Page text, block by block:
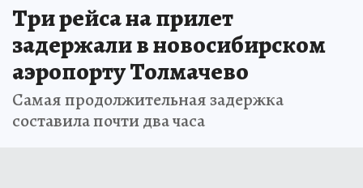
Три рейса на прилет
задержали в новосибирском
аэропорту Толмачево
Самая продолжительная задержка
составила почти два часа